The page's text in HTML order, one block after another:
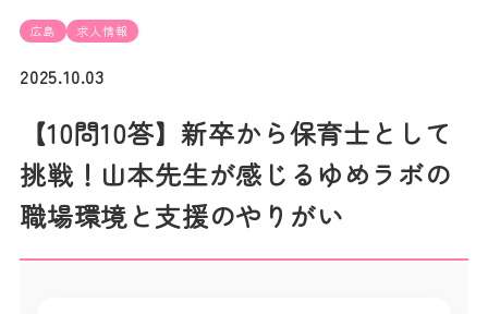
広島 求人情報
2025.10.03
【10問10答】新卒から保育士として
挑戦！山本先生が感じるゆめラボの
職場環境と支援のやりがい